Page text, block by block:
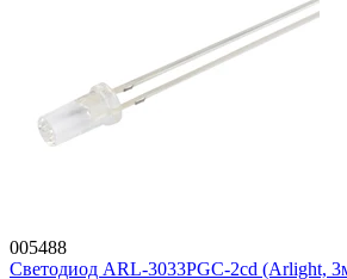
005488
Светодиод ARL-3033PGC-2cd (Arlight,